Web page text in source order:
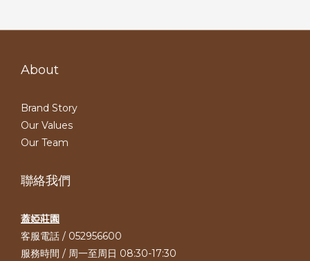
About
Brand Story
Our Values
Our Team
聯絡我們
蓋婭莊園
客服電話 / 052956600
服務時間 / 周一至周日 08:30-17:30